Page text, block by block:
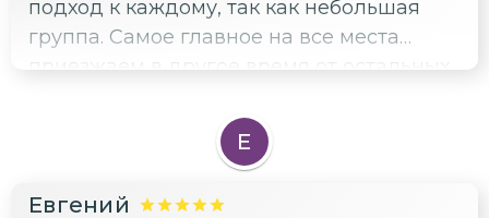
подход к каждому, так как небольшая
группа. Самое главное на все места
самых интересных местах
Е
Евгений